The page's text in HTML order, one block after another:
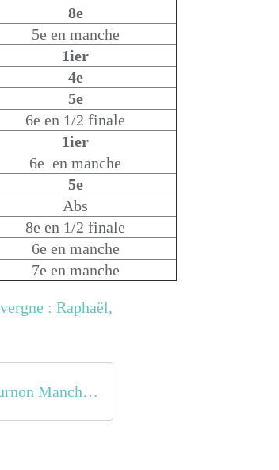
8e
5e en manche
1ier
4e
5e
6e en 1/2 finale
1ier
6e en manche
5e
Abs
8e en 1/2 finale
6e en manche
7e en manche
Classement Epreuve 2019 Cournon Manche 1 COUPE AUVERGNE v2